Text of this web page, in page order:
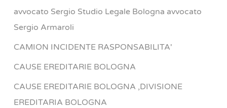
avvocato Sergio Studio Legale Bologna avvocato
Sergio Armaroli
CAMION INCIDENTE RASPONSABILITA'
CAUSE EREDITARIE BOLOGNA
CAUSE EREDITARIE BOLOGNA ,DIVISIONE
EREDITARIA BOLOGNA